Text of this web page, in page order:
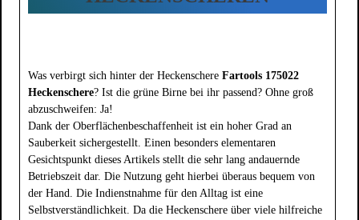
Was verbirgt sich hinter der Heckenschere Fartools 175022
Heckenschere? Ist die grüne Birne bei ihr passend? Ohne groß
abzuschweifen: Ja!
Dank der Oberflächenbeschaffenheit ist ein hoher Grad an
Sauberkeit sichergestellt. Einen besonders elementaren
Gesichtspunkt dieses Artikels stellt die sehr lang andauernde
Betriebszeit dar. Die Nutzung geht hierbei überaus bequem von
der Hand. Die Indienstnahme für den Alltag ist eine
Selbstverständlichkeit. Da die Heckenschere über viele hilfreiche